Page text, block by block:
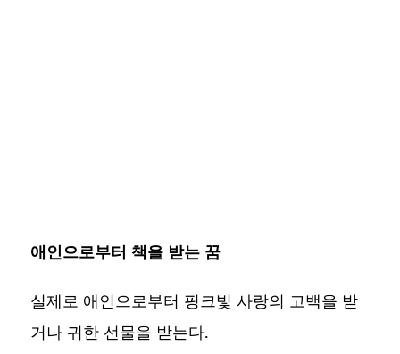
애인으로부터 책을 받는 꿈
실제로 애인으로부터 핑크빛 사랑의 고백을 받
거나 귀한 선물을 받는다.